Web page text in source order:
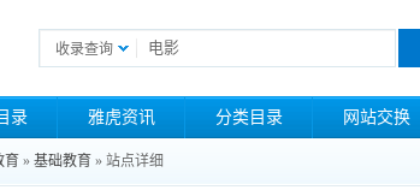
收录查询
录 雅虎资讯 分类目录 网站交换
育 » 基础教育 » 站点详细